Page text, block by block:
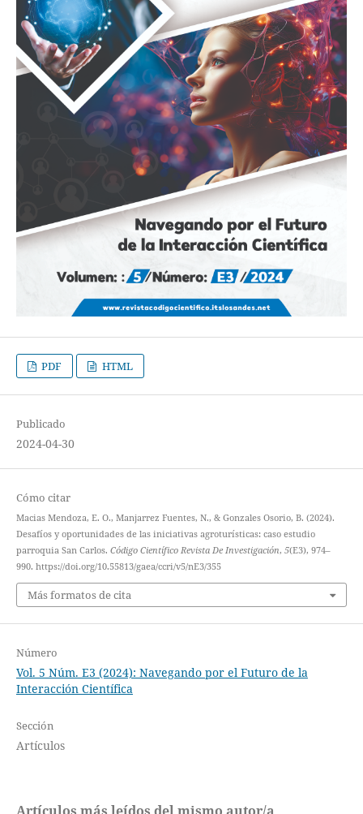
PDF HTML
Publicado
2024-04-30
Cómo citar
Macias Mendoza, E. O., Manjarrez Fuentes, N., & Gonzales Osorio, B. (2024).
Desafíos y oportunidades de las iniciativas agroturísticas: caso estudio
parroquia San Carlos. Código Científico Revista De Investigación, 5(E3), 974–
990. https://doi.org/10.55813/gaea/ccri/v5/nE3/355
Más formatos de cita
Número
Vol. 5 Núm. E3 (2024): Navegando por el Futuro de la
Interacción Científica
Sección
Artículos